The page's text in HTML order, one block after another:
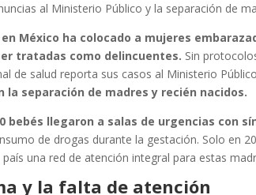
al Ministerio Público y la separación de
México ha colocado a mujeres
tratadas como delincuentes. Sin
de salud reporta sus casos al Ministerio
la separación de madres y recién nacidos.
bebés llegaron a salas de urgencias con
de drogas durante la gestación. Solo en
una red de atención integral para estas
y la falta de atención